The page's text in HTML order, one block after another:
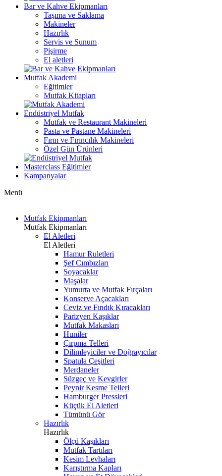
Bar ve Kahve Ekipmanları
Taşıma ve Saklama
Makineler
Hazırlık
Servis ve Sunum
Pişirme
El aletleri
Mutfak Akademi
Eğitimler
Mutfak Kitapları
Endüstriyel Mutfak
Mutfak ve Restaurant Makineleri
Pasta ve Pastane Makineleri
Fırın ve Fırıncılık Makineleri
Özel Gün Ürünleri
Masterclass Eğitimler
Kampanyalar
Menü
Mutfak Ekipmanları
Mutfak Ekipmanları
El Aletleri
El Aletleri
Hamur Ruletleri
Şef Cımbızları
Soyacaklar
Maşalar
Yumurta ve Mutfak Fırçaları
Konserve Açacakları
Ceviz ve Fındık Kıracakları
Parizyen Kaşıklar
Mutfak Makasları
Huniler
Çırpma Telleri
Dilimleyiciler ve Doğrayıcılar
Spatula Çeşitleri
Merdaneler
Süzgeç ve Kevgirler
Peynir Kesme Telleri
Hamburger Pressleri
Küçük El Aletleri
Tümünü Gör
Hazırlık
Hazırlık
Ölçü Kaşıkları
Mutfak Tartıları
Kesim Levhaları
Karıştırma Kapları